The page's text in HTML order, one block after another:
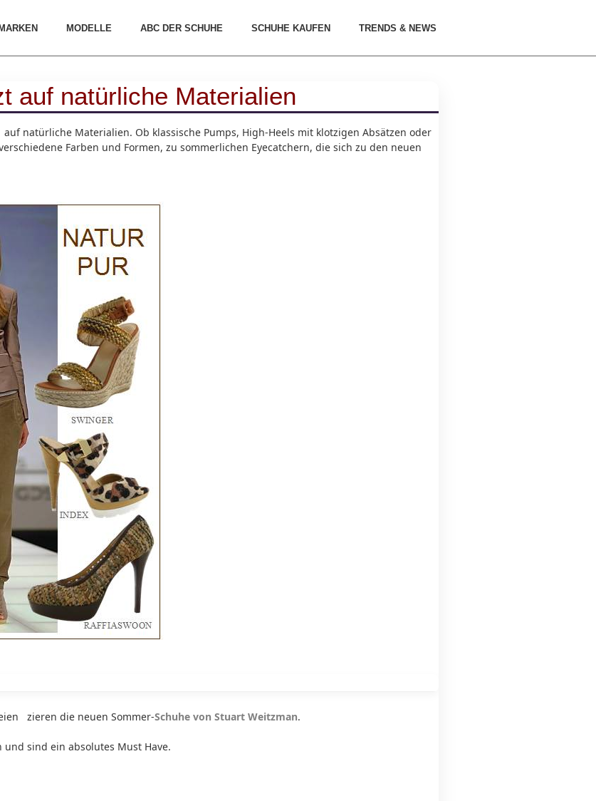
MODELLE ABC DER SCHUHE SCHUHE KAUFEN TRENDS & NEWS
auf natürliche Materialien
natürliche Materialien. Ob klassische Pumps, High-Heels mit klotzigen Absätzen oder
Farben und Formen, zu sommerlichen Eyecatchern, die sich zu den neuen
zieren die neuen Sommer-Schuhe von Stuart Weitzman.
sind ein absolutes Must Have.